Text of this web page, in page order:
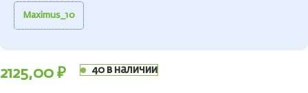
Maximus_10
2125,00 ₽ 40 в наличии